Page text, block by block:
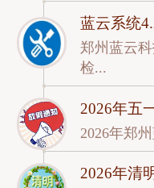
蓝云系统
郑州蓝云
检...
2026年五
2026年郑
2026年清